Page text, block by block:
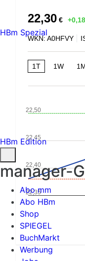
22,30 €
WKN: A0HFVY
1T 1W
22,35
22,40
22,45
22,50
HBm Spezial
HBm Edition
manager-
Abo mm
Abo HBm
Shop
SPIEGEL
BuchMarkt
Werbung